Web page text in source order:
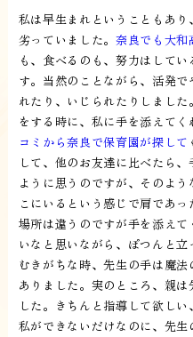
私は早生まれということもあ
劣っていました。 奈良でも大和
も、食べるのも、努力はして
す。当然のことながら、活発
れたり、いじられたりしまし
をする時に、私に手を添えてく
コミから奈良で保育園が探して
して、他のお友達に比べたら
ように思うのですが、そのよ
こにいるという感じで肩であ
場所は違うのですが手を添え
いなと思いながら、ぽつんと
むきがちな時、先生の手は魔
ありました。実のところ、親
した。きちんと指導して欲しい
私ができないだけなのに、先